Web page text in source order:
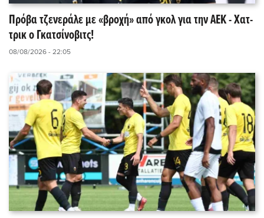
Πρόβα τζενεράλε με «βροχή» από γκολ για την ΑΕΚ - Χατ-
τρικ ο Γκατσίνοβιτς!
08/08/2026 - 22:05